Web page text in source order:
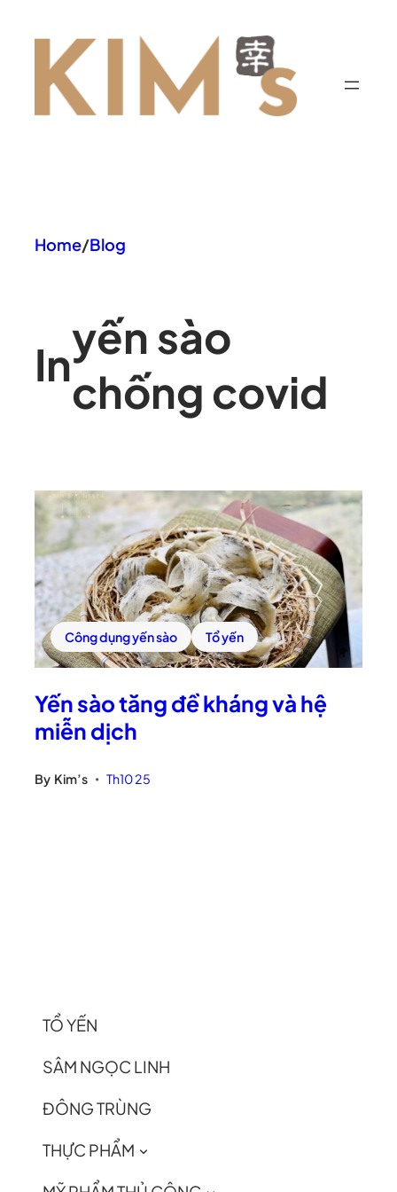
đến
dung
Home/Blog
In
yến sào
chống covid
Công dụng yến sào Tổ yến
Yến sào tăng đề kháng và hệ
miễn dịch
By Kim’s • Th10 25
TỔ YẾN
SÂM NGỌC LINH
ĐÔNG TRÙNG
THỰC PHẨM